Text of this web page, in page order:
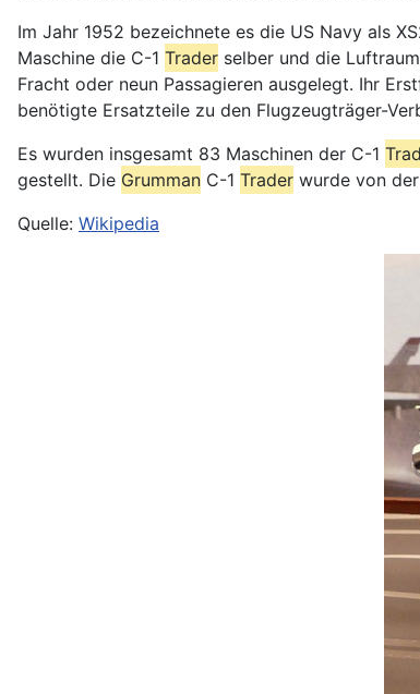
Im Jahr 1952 bezeichnete es die US Navy als
Maschine die C-1 Trader selber und die
Fracht oder neun Passagieren ausgelegt. Ihr
benötigte Ersatzteile zu den Flugzeugträger-
Es wurden insgesamt 83 Maschinen der C-1
gestellt. Die Grumman C-1 Trader wurde von der
Quelle: Wikipedia